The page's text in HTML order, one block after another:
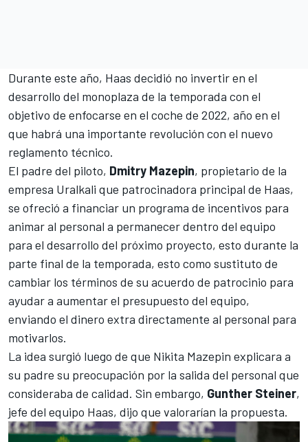
Durante este año, Haas decidió no invertir en el
desarrollo del monoplaza de la temporada con el
objetivo de enfocarse en el coche de 2022, año en el
que habrá una importante revolución con el nuevo
reglamento técnico.
El padre del piloto, Dmitry Mazepin, propietario de la
empresa Uralkali que patrocinadora principal de Haas,
se ofreció a financiar un programa de incentivos para
animar al personal a permanecer dentro del equipo
para el desarrollo del próximo proyecto, esto durante la
parte final de la temporada, esto como sustituto de
cambiar los términos de su acuerdo de patrocinio para
ayudar a aumentar el presupuesto del equipo,
enviando el dinero extra directamente al personal para
motivarlos.
La idea surgió luego de que Nikita Mazepin explicara a
su padre su preocupación por la salida del personal que
consideraba de calidad. Sin embargo, Gunther Steiner,
jefe del equipo Haas, dijo que valorarían la propuesta.